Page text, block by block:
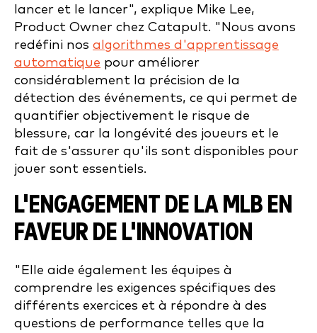
lancer et le lancer", explique Mike Lee,
Product Owner chez Catapult. "Nous avons
redéfini nos algorithmes d'apprentissage
automatique pour améliorer
considérablement la précision de la
détection des événements, ce qui permet de
quantifier objectivement le risque de
blessure, car la longévité des joueurs et le
fait de s'assurer qu'ils sont disponibles pour
jouer sont essentiels.
L'ENGAGEMENT DE LA MLB EN
FAVEUR DE L'INNOVATION
"Elle aide également les équipes à
comprendre les exigences spécifiques des
différents exercices et à répondre à des
questions de performance telles que la